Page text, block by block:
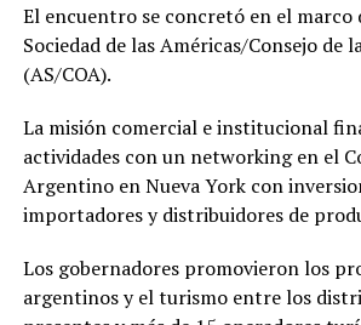
El encuentro se concretó en el marco
Sociedad de las Américas/Consejo de
(AS/COA).
La misión comercial e institucional
actividades con un networking en el
Argentino en Nueva York con
importadores y distribuidores de
Los gobernadores promovieron los
argentinos y el turismo entre los